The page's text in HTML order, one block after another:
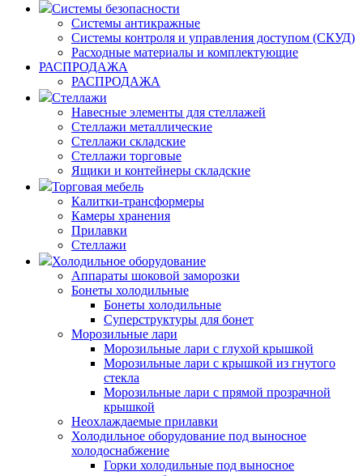
Системы безопасности
Системы антикражные
Системы контроля и управления доступом (СКУД)
Расходные материалы и комплектующие
РАСПРОДАЖА
РАСПРОДАЖА
Стеллажи
Навесные элементы для стеллажей
Стеллажи металлические
Стеллажи складские
Стеллажи торговые
Ящики и контейнеры складские
Торговая мебель
Калитки-трансформеры
Камеры хранения
Прилавки
Стеллажи
Холодильное оборудование
Аппараты шоковой заморозки
Бонеты холодильные
Бонеты холодильные
Суперструктуры для бонет
Морозильные лари
Морозильные лари с глухой крышкой
Морозильные лари с крышкой из гнутого
стекла
Морозильные лари с прямой прозрачной
крышкой
Неохлаждаемые прилавки
Холодильное оборудование под выносное
холодоснабжение
Горки холодильные под выносное